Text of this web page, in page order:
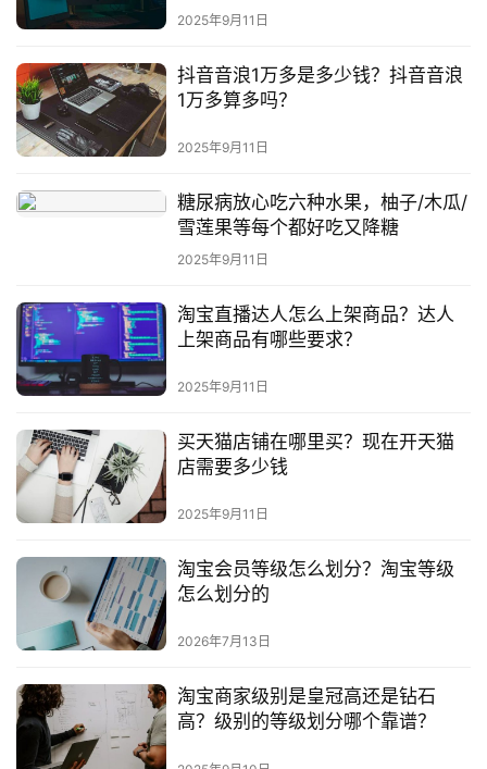
2025年9月11日
抖音音浪1万多是多少钱？抖音音浪
1万多算多吗？
2025年9月11日
糖尿病放心吃六种水果，柚子/木瓜/
雪莲果等每个都好吃又降糖
2025年9月11日
淘宝直播达人怎么上架商品？达人
上架商品有哪些要求？
2025年9月11日
买天猫店铺在哪里买？现在开天猫
店需要多少钱
2025年9月11日
淘宝会员等级怎么划分？淘宝等级
怎么划分的
2026年7月13日
淘宝商家级别是皇冠高还是钻石
高？级别的等级划分哪个靠谱？